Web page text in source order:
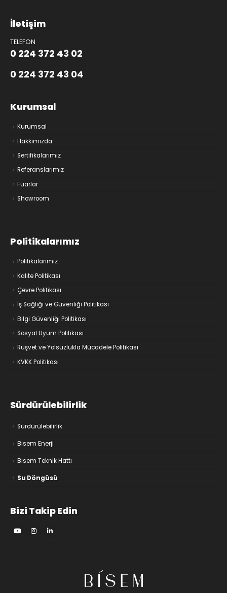
İletişim
TELEFON
0 224 372 43 02
0 224 372 43 04
Kurumsal
Kurumsal
Hakkımızda
Sertifikalarımız
Referanslarımız
Fuarlar
Showroom
Politikalarımız
Politikalarımız
Kalite Politikası
Çevre Politikası
İş Sağlığı ve Güvenliği Politikası
Bilgi Güvenliği Politikası
Sosyal Uyum Politikası
Rüşvet ve Yolsuzlukla Mücadele Politikası
KVKK Politikası
Sürdürülebilirlik
Sürdürülebilirlik
Bisem Enerji
Bisem Teknik Hattı
Su Döngüsü
Bizi Takip Edin